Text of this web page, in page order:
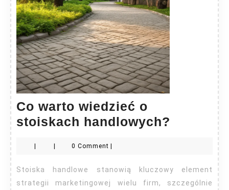
Co warto wiedzieć o
stoiskach handlowych?
wiedzieć
o
| | 0 Comment |
Stoiska handlowe stanowią kluczowy element
strategii marketingowej wielu firm, szczególnie